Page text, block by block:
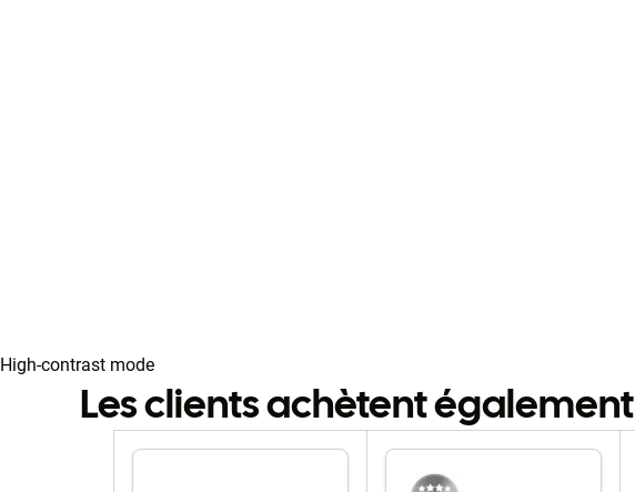
High-contrast mode
Les clients achètent également